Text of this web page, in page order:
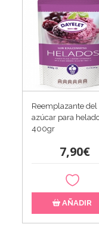
Reemplazante del
azúcar para
400gr
7,90€
AÑADIR